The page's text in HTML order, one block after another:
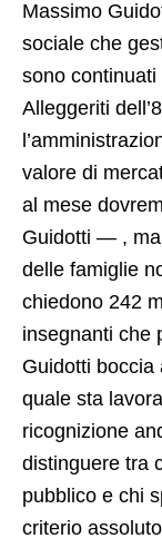
Massimo
sociale che
sono
Alleggeriti
valore di
al mese
Guidotti — , ma
delle famiglie
chiedono 242
insegnanti che
Guidotti boccia
quale sta
ricognizione
distinguere tra
pubblico e chi
criterio